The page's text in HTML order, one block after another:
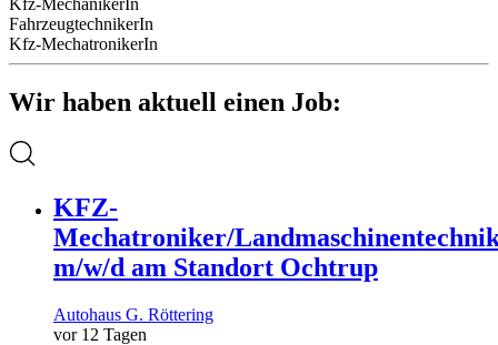
Kfz-MechanikerIn
FahrzeugtechnikerIn
Kfz-MechatronikerIn
Wir haben aktuell einen Job:
KFZ-
Mechatroniker/
m/w/d am Standort Ochtrup
Autohaus G. Röttering
vor 12 Tagen